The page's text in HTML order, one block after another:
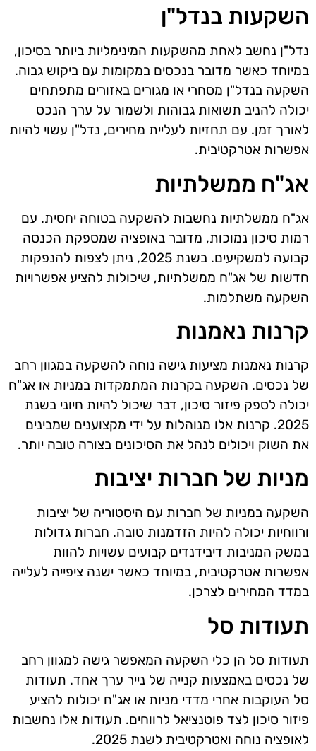
השקעות בנדל"ן
נדל"ן נחשב לאחת מהשקעות המינימליות ביותר בסיכון,
במיוחד כאשר מדובר בנכסים במקומות עם ביקוש גבוה.
השקעה בנדל"ן מסחרי או מגורים באזורים מתפתחים
יכולה להניב תשואות גבוהות ולשמור על ערך הנכס
לאורך זמן. עם תחזיות לעליית מחירים, נדל"ן עשוי להיות
אפשרות אטרקטיבית.
אג"ח ממשלתיות
אג"ח ממשלתיות נחשבות להשקעה בטוחה יחסית. עם
רמות סיכון נמוכות, מדובר באופציה שמספקת הכנסה
קבועה למשקיעים. בשנת 2025, ניתן לצפות להנפקות
חדשות של אג"ח ממשלתיות, שיכולות להציע אפשרויות
השקעה משתלמות.
קרנות נאמנות
קרנות נאמנות מציעות גישה נוחה להשקעה במגוון רחב
של נכסים. השקעה בקרנות המתמקדות במניות או אג"ח
יכולה לספק פיזור סיכון, דבר שיכול להיות חיוני בשנת
2025. קרנות אלו מנוהלות על ידי מקצוענים שמבינים
את השוק ויכולים לנהל את הסיכונים בצורה טובה יותר.
מניות של חברות יציבות
השקעה במניות של חברות עם היסטוריה של יציבות
ורווחיות יכולה להיות הזדמנות טובה. חברות גדולות
במשק המניבות דיבידנדים קבועים עשויות להוות
אפשרות אטרקטיבית, במיוחד כאשר ישנה ציפייה לעלייה
במדד המחירים לצרכן.
תעודות סל
תעודות סל הן כלי השקעה המאפשר גישה למגוון רחב
של נכסים באמצעות קנייה של נייר ערך אחד. תעודות
סל העוקבות אחרי מדדי מניות או אג"ח יכולות להציע
פיזור סיכון לצד פוטנציאל לרווחים. תעודות אלו נחשבות
לאופציה נוחה ואטרקטיבית לשנת 2025.